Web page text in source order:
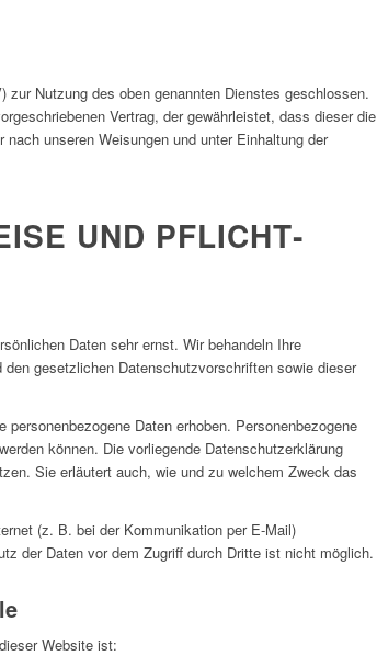
zur Nutzung des oben genannten Dienstes geschlossen.
Vertrag, der gewährleistet, dass dieser die
unseren Weisungen und unter Einhaltung der
UND PFLICHT­
Daten sehr ernst. Wir behandeln Ihre
gesetzlichen Datenschutzvorschriften sowie dieser
Daten erhoben. Personenbezogene
können. Die vorliegende Datenschutzerklärung
Sie erläutert auch, wie und zu welchem Zweck das
(z. B. bei der Kommunikation per E-Mail)
der Daten vor dem Zugriff durch Dritte ist nicht möglich.
Website ist: